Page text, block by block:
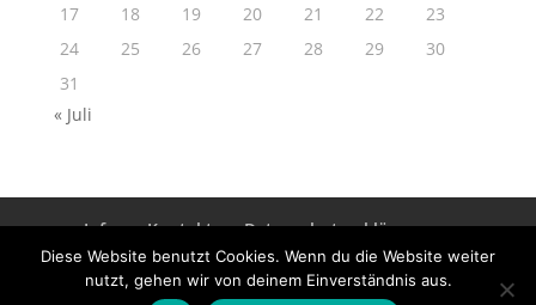
17
18 19 20 21 22
23
24
25 26 27 28 29
30
31
« Juli
Info Kontakt
Datenschutzerklärung
Impressum
Diese Website benutzt Cookies. Wenn du die Website weiter
nutzt, gehen wir von deinem Einverständnis aus.